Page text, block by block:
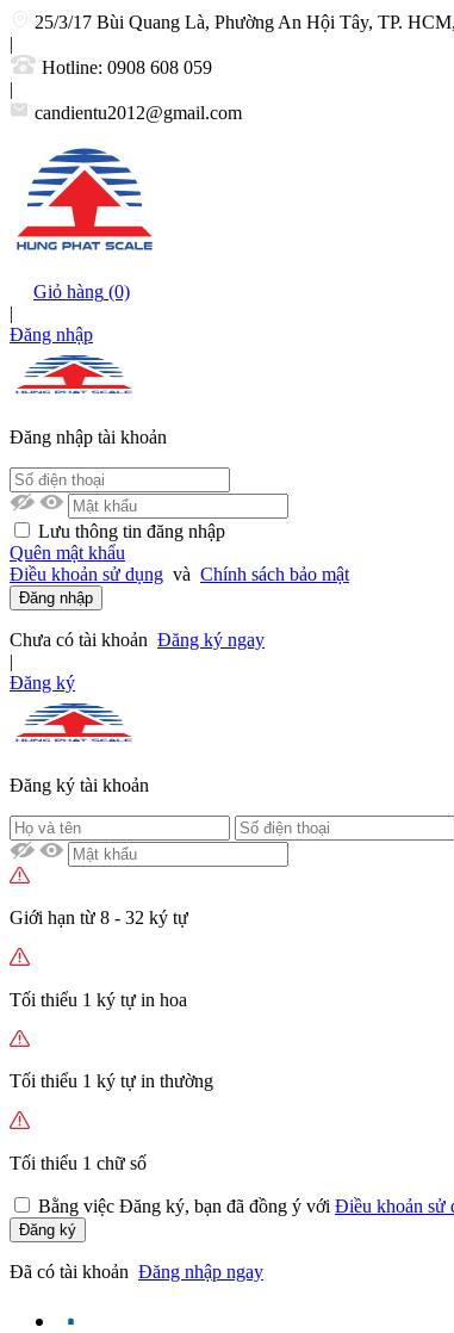
25/3/17 Bùi Quang Là, Phường An Hội Tây, TP.
|
Hotline: 0908 608 059
|
candientu2012@gmail.com
Giỏ hàng (0)
|
Đăng nhập
Đăng nhập tài khoản
Lưu thông tin đăng nhập
Quên mật khẩu
Điều khoản sử dụng và Chính sách bảo mật
Đăng nhập
Chưa có tài khoản Đăng ký ngay
|
Đăng ký
Đăng ký tài khoản
Giới hạn từ 8 - 32 ký tự
Tối thiểu 1 ký tự in hoa
Tối thiểu 1 ký tự in thường
Tối thiểu 1 chữ số
Bằng việc Đăng ký, bạn đã đồng ý với Điều khoản sử
Đăng ký
Đã có tài khoản Đăng nhập ngay